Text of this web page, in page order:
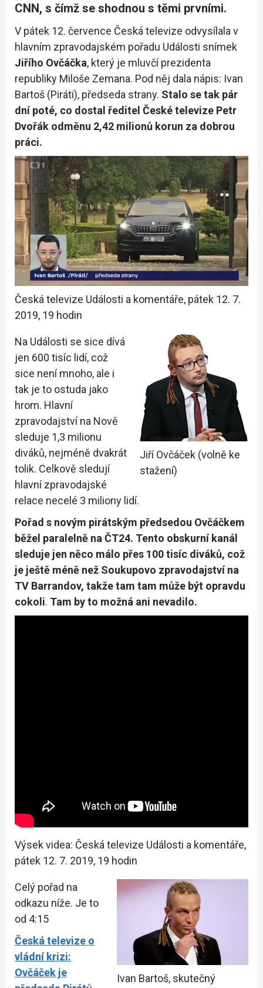
CNN, s čímž se shodnou s těmi prvními.
V pátek 12. července Česká televize odvysílala v
hlavním zpravodajském pořadu Události snímek
Jiřího Ovčáčka, který je mluvčí prezidenta
republiky Miloše Zemana. Pod něj dala nápis: Ivan
Bartoš (Piráti), předseda strany. Stalo se tak pár
dní poté, co dostal ředitel České televize Petr
Dvořák odměnu 2,42 milionů korun za dobrou
práci.
Česká televize Události a komentáře, pátek 12. 7.
2019, 19 hodin
Jiří Ovčáček (volně ke
stažení)
Na Události se sice dívá
jen 600 tisíc lidí, což
sice není mnoho, ale i
tak je to ostuda jako
hrom. Hlavní
zpravodajství na Nově
sleduje 1,3 milionu
diváků, nejméně dvakrát
tolik. Celkově sledují
hlavní zpravodajské
relace necelé 3 miliony lidí.
Pořad s novým pirátským předsedou Ovčáčkem
běžel paralelně na ČT24. Tento obskurní kanál
sleduje jen něco málo přes 100 tisíc diváků, což
je ještě méně než Soukupovo zpravodajství na
TV Barrandov, takže tam tam může být opravdu
cokoli. Tam by to možná ani nevadilo.
Výsek videa: Česká televize Události a komentáře,
pátek 12. 7. 2019, 19 hodin
Ivan Bartoš, skutečný
Celý pořad na
odkazu níže. Je to
od 4:15
Česká televize o
vládní krizi:
Ovčáček je